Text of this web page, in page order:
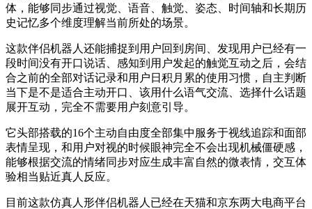
体，能够同步通过视觉、语音、触觉、姿态、时间轴和长期历
史记忆多个维度理解当前所处的场景。
这款伴侣机器人还能捕捉到用户回到房间、发现用户已经有一
段时间没有开口说话、感知到用户发起的触觉互动之后，会结
合之前的全部对话记录和用户日积月累的使用习惯，自主判断
当下是不是适合主动开口、该用什么语气交流、选择什么话题
展开互动，完全不需要用户刻意引导。
它头部搭载的16个主动自由度全部集中服务于视线追踪和面部
表情呈现，和用户对视的时候眼神完全不会出现机械僵硬感，
能够根据交流的情绪同步对应生成丰富自然的微表情，交互体
验相当贴近真人反应。
目前这款仿真人形伴侣机器人已经在天猫和京东两大电商平台